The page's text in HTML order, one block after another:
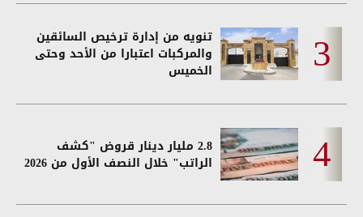
تنويه من إدارة ترخيص السائقين
والمركبات اعتبارا من الأحد وحتى
الخميس
2.8 مليار دينار قروض "كشف
الراتب" خلال النصف الأول من 2026